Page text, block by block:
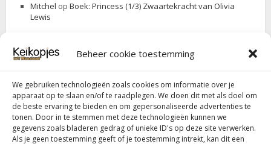
Beheer cookie toestemming
We gebruiken technologieën zoals cookies om informatie over je
apparaat op te slaan en/of te raadplegen. We doen dit met als doel om
de beste ervaring te bieden en om gepersonaliseerde advertenties te
tonen. Door in te stemmen met deze technologieën kunnen we
gegevens zoals bladeren gedrag of unieke ID's op deze site verwerken.
Als je geen toestemming geeft of je toestemming intrekt, kan dit een
Mitchel op Boek: Princess (1/3) Zwaartekracht van Olivia
Lewis
Search
for:
Search